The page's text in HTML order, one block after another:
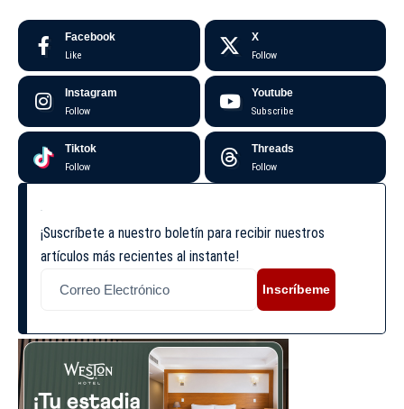
Facebook
Like
X
Follow
Instagram
Follow
Youtube
Subscribe
Tiktok
Follow
Threads
Follow
¡Suscríbete a nuestro boletín para recibir nuestros
artículos más recientes al instante!
Inscríbeme